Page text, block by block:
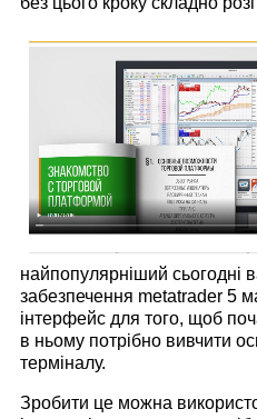
найпопулярніший сьогодні
забезпечення metatrader 5
інтерфейс для того, щоб
в ньому потрібно вивчити
терміналу.
Зробити це можна